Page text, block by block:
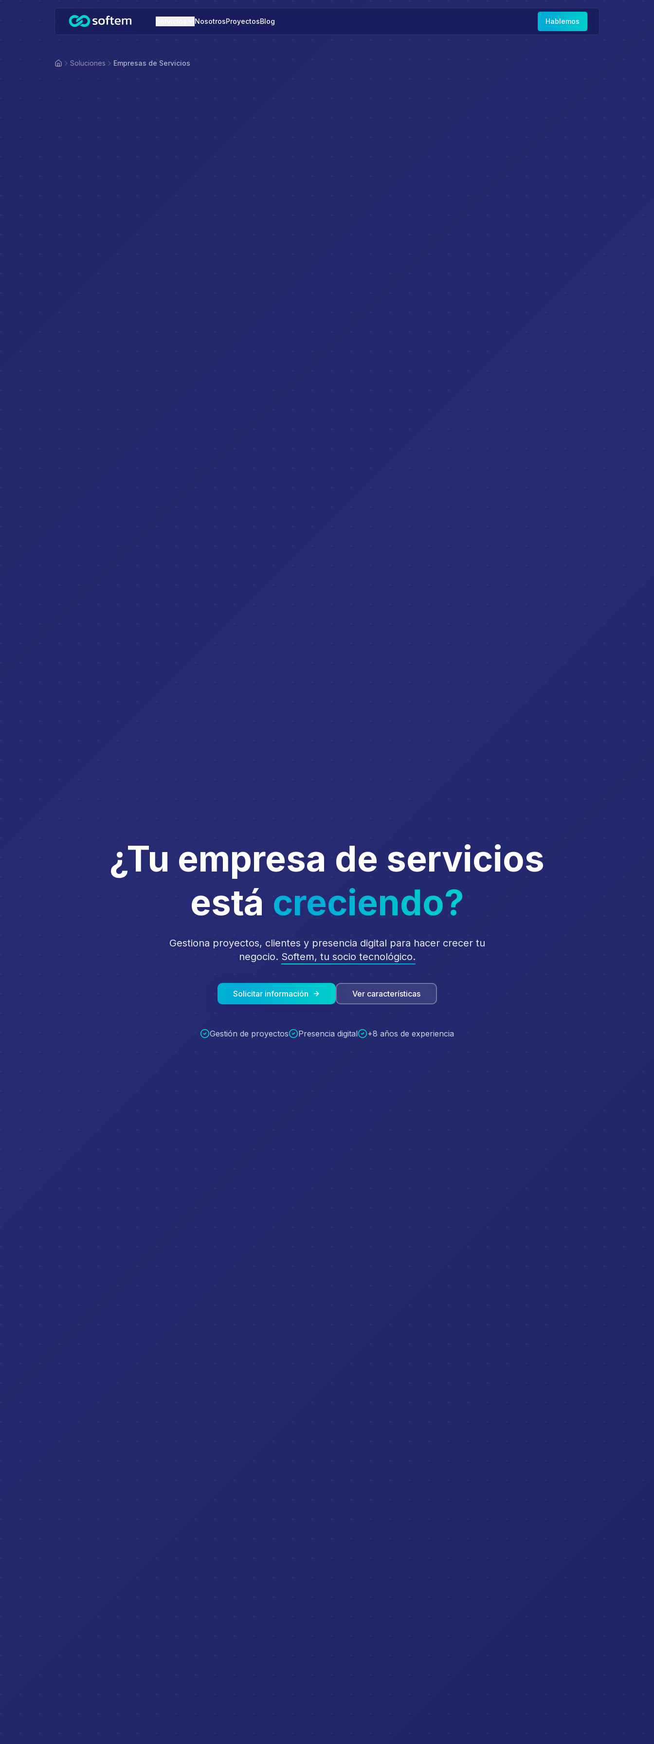
NosotrosProyectosBlog Hablemos
Soluciones Empresas de Servicios
¿Tu empresa de servicios
está creciendo?
Gestiona proyectos, clientes y presencia digital para hacer crecer tu
negocio. Softem, tu socio tecnológico.
Solicitar información Ver características
Gestión de proyectos Presencia digital +8 años de experiencia